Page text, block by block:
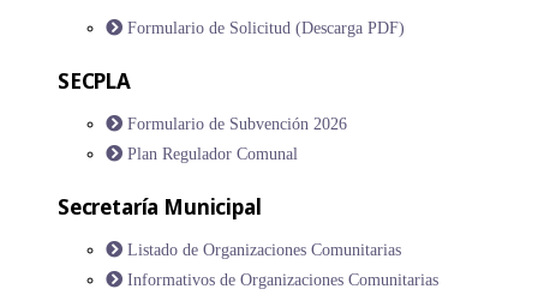
Formulario de Solicitud (Descarga PDF)
SECPLA
Formulario de Subvención 2026
Plan Regulador Comunal
Secretaría Municipal
Listado de Organizaciones Comunitarias
Informativos de Organizaciones Comunitarias